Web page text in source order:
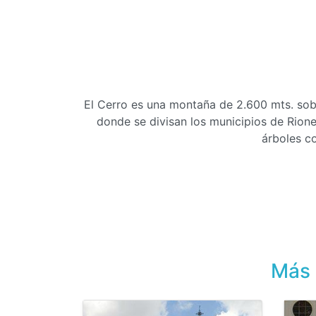
El Cerro es una montaña de 2.600 mts.
donde se divisan los municipios de
árboles